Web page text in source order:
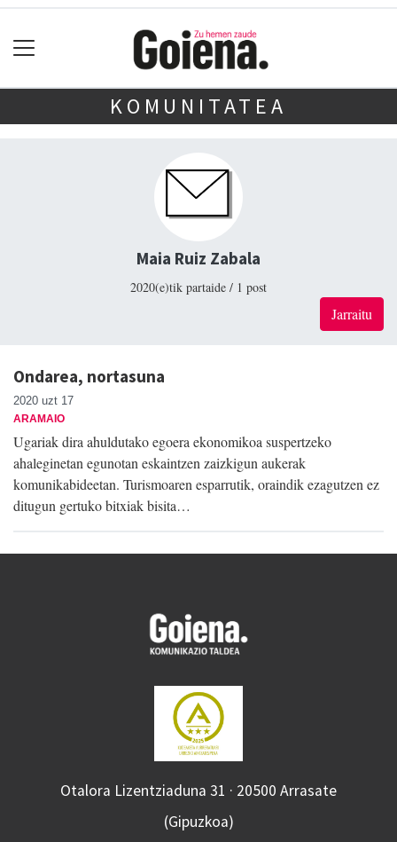
KOMUNITATEA
Maia Ruiz Zabala
2020(e)tik partaide / 1 post
Jarraitu
Ondarea, nortasuna
2020 uzt 17
ARAMAIO
Ugariak dira ahuldutako egoera ekonomikoa suspertzeko
ahaleginetan egunotan eskaintzen zaizkigun aukerak
komunikabideetan. Turismoaren esparrutik, oraindik ezagutzen ez
ditugun gertuko bitxiak bisita…
Otalora Lizentziaduna 31 · 20500 Arrasate
(Gipuzkoa)